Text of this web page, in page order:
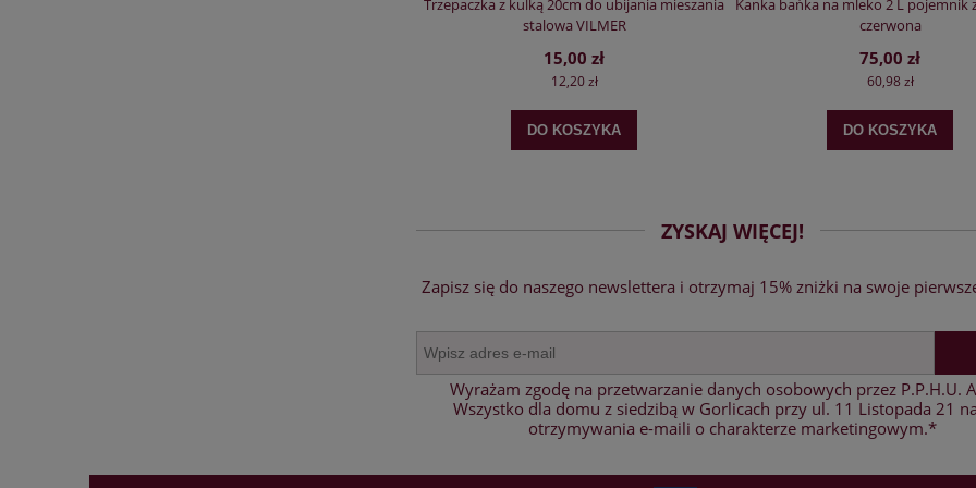
Trzepaczka z kulką 20cm do ubijania mieszania
stalowa VILMER
15,00 zł
12,20 zł
DO KOSZYKA
Kanka bańka na mleko 2 L pojemnik
czerwona
75,00 zł
60,98 zł
DO KOSZYKA
ZYSKAJ WIĘCEJ!
Zapisz się do naszego newslettera i otrzymaj 15% zniżki na swoje
Wyrażam zgodę na przetwarzanie danych osobowych przez P.P.H.U.
Wszystko dla domu z siedzibą w Gorlicach przy ul. 11 Listopada 21
otrzymywania e-maili o charakterze marketingowym.*